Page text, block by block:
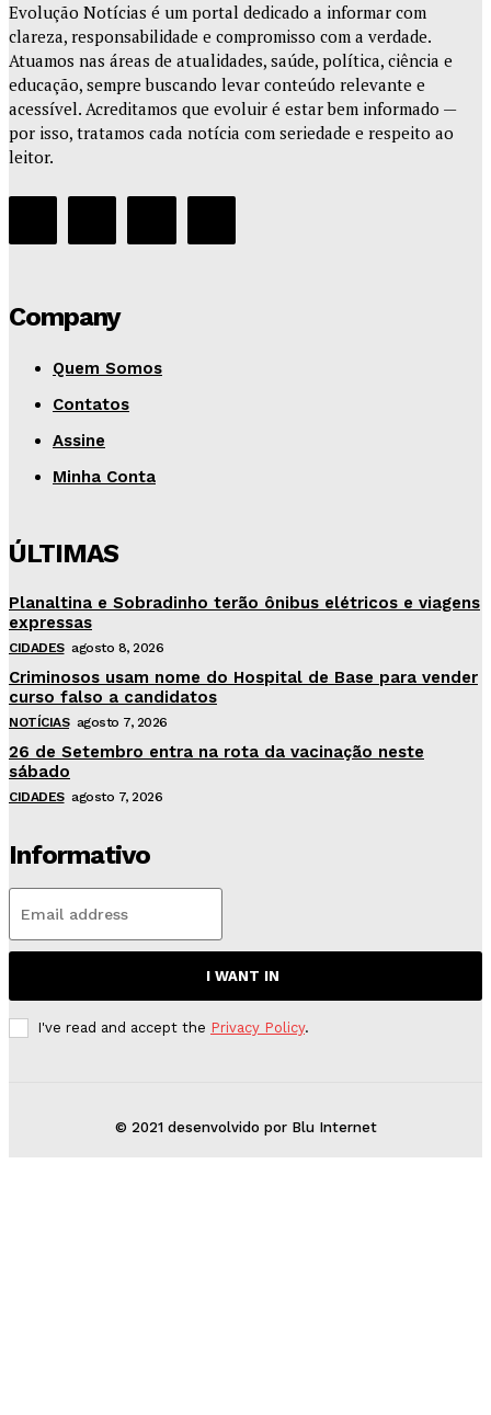
Evolução Notícias é um portal dedicado a informar com
clareza, responsabilidade e compromisso com a verdade.
Atuamos nas áreas de atualidades, saúde, política, ciência e
educação, sempre buscando levar conteúdo relevante e
acessível. Acreditamos que evoluir é estar bem informado —
por isso, tratamos cada notícia com seriedade e respeito ao
leitor.
Company
Quem Somos
Contatos
Assine
Minha Conta
ÚLTIMAS
Planaltina e Sobradinho terão ônibus elétricos e viagens
expressas
CIDADES agosto 8, 2026
Criminosos usam nome do Hospital de Base para vender
curso falso a candidatos
NOTÍCIAS agosto 7, 2026
26 de Setembro entra na rota da vacinação neste
sábado
CIDADES agosto 7, 2026
Informativo
I WANT IN
I've read and accept the Privacy Policy.
© 2021 desenvolvido por Blu Internet